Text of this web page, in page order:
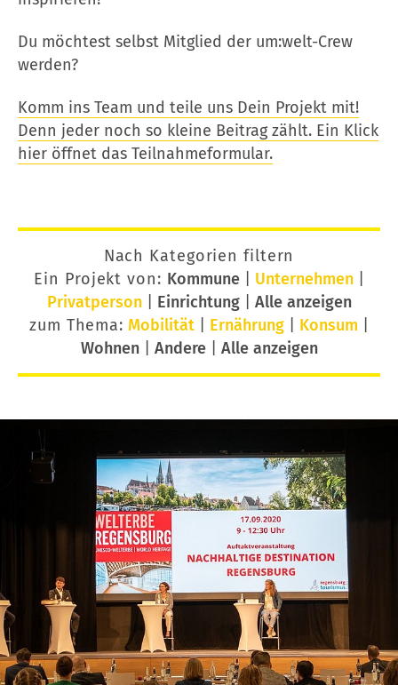
Du möchtest selbst Mitglied der um:welt-Crew
werden?
Komm ins Team und teile uns Dein Projekt mit!
Denn jeder noch so kleine Beitrag zählt. Ein Klick
hier öffnet das Teilnahmeformular.
Nach Kategorien filtern
Ein Projekt von: Kommune| Unternehmen|
Privatperson| Einrichtung| Alle anzeigen
zum Thema: Mobilität Ernährung Konsum
Wohnen| Andere| Alle anzeigen